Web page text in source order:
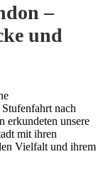
–
und
nach
erkundeten unsere
mit ihren
Vielfalt und ihrem